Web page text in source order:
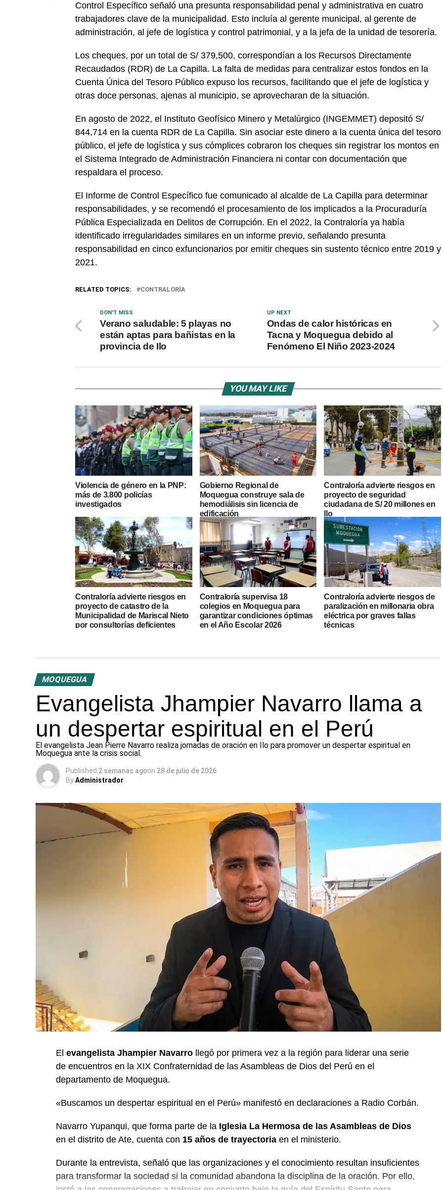
Control Específico señaló una presunta responsabilidad penal y administrativa en cuatro
trabajadores clave de la municipalidad. Esto incluía al gerente municipal, al gerente de
administración, al jefe de logística y control patrimonial, y a la jefa de la unidad de tesorería.
Los cheques, por un total de S/ 379,500, correspondían a los Recursos Directamente
Recaudados (RDR) de La Capilla. La falta de medidas para centralizar estos fondos en la
Cuenta Única del Tesoro Público expuso los recursos, facilitando que el jefe de logística y
otras doce personas, ajenas al municipio, se aprovecharan de la situación.
En agosto de 2022, el Instituto Geofísico Minero y Metalúrgico (INGEMMET) depositó S/
844,714 en la cuenta RDR de La Capilla. Sin asociar este dinero a la cuenta única del tesoro
público, el jefe de logística y sus cómplices cobraron los cheques sin registrar los montos en
el Sistema Integrado de Administración Financiera ni contar con documentación que
respaldara el proceso.
El Informe de Control Específico fue comunicado al alcalde de La Capilla para determinar
responsabilidades, y se recomendó el procesamiento de los implicados a la Procuraduría
Pública Especializada en Delitos de Corrupción. En el 2022, la Contraloría ya había
identificado irregularidades similares en un informe previo, señalando presunta
responsabilidad en cinco exfuncionarios por emitir cheques sin sustento técnico entre 2019 y
2021.
RELATED TOPICS: CONTRALORÍA
UP NEXT
Ondas de calor históricas en
Tacna y Moquegua debido al
Fenómeno El Niño 2023-2024
DON'T MISS
Verano saludable: 5 playas no
están aptas para bañistas en la
provincia de Ilo
YOU MAY LIKE
Violencia de género en la PNP:
más de 3.800 policías
investigados
Gobierno Regional de
Moquegua construye sala de
hemodiálisis sin licencia de
edificación
Contraloría advierte riesgos en
proyecto de seguridad
ciudadana de S/ 20 millones en
Ilo
Contraloría advierte riesgos en
proyecto de catastro de la
Municipalidad de Mariscal Nieto
por consultorías deficientes
Contraloría supervisa 18
colegios en Moquegua para
garantizar condiciones óptimas
en el Año Escolar 2026
Contraloría advierte riesgos de
paralización en millonaria obra
eléctrica por graves fallas
técnicas
MOQUEGUA
Evangelista Jhampier Navarro llama a
un despertar espiritual en el Perú
El evangelista Jean Pierre Navarro realiza jornadas de oración en Ilo para promover un despertar espiritual en
Moquegua ante la crisis social.
Published 2 semanas agoon 28 de julio de 2026
ByAdministrador
El evangelista Jhampier Navarro llegó por primera vez a la región para liderar una serie
de encuentros en la XIX Confraternidad de las Asambleas de Dios del Perú en el
departamento de Moquegua.
«Buscamos un despertar espiritual en el Perú» manifestó en declaraciones a Radio Corbán.
Navarro Yupanqui, que forma parte de la Iglesia La Hermosa de las Asambleas de Dios
en el distrito de Ate, cuenta con 15 años de trayectoria en el ministerio.
Durante la entrevista, señaló que las organizaciones y el conocimiento resultan insuficientes
para transformar la sociedad si la comunidad abandona la disciplina de la oración. Por ello,